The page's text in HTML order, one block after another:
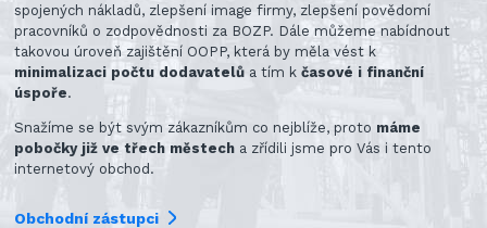
spojených nákladů, zlepšení image firmy, zlepšení povědomí
pracovníků o zodpovědnosti za BOZP. Dále můžeme nabídnout
takovou úroveň zajištění OOPP, která by měla vést k
minimalizaci počtu dodavatelů a tím kčasové i finanční
úspoře.
Snažíme se být svým zákazníkům co nejblíže, proto máme
pobočky již ve třech městech a zřídili jsme pro Vás i tento
internetový obchod.
Obchodní zástupci